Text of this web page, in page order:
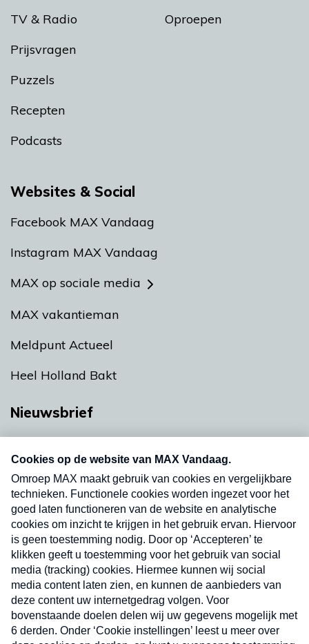
TV & Radio
Prijsvragen
Puzzels
Recepten
Podcasts
Oproepen
Websites & Social
Facebook MAX Vandaag
Instagram MAX Vandaag
MAX op sociale media
MAX vakantieman
Meldpunt Actueel
Heel Holland Bakt
Nieuwsbrief
nieuwsbrief. Elke vrijdag- en dinsdagochtend in
uw mailbox.
Verzend